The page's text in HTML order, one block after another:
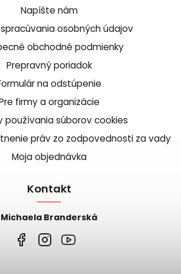
Napíšte nám
osobných údajov
obchodné podmienky
Prepravný poriadok
na odstúpenie
firmy a organizácie
používania súborov cookies
práv zo zodpovednosti za vady
Moja objednávka
Kontakt
Michaela Branderská